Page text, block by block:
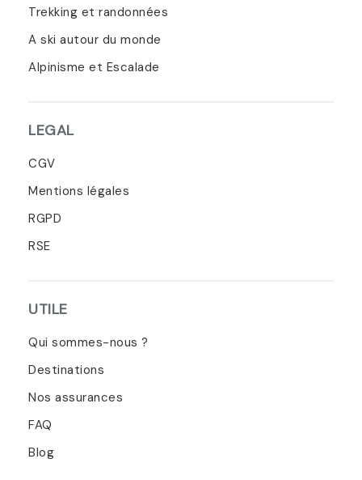
Trekking et randonnées
A ski autour du monde
Alpinisme et Escalade
LEGAL
CGV
Mentions légales
RGPD
RSE
UTILE
Qui sommes-nous ?
Destinations
Nos assurances
FAQ
Blog